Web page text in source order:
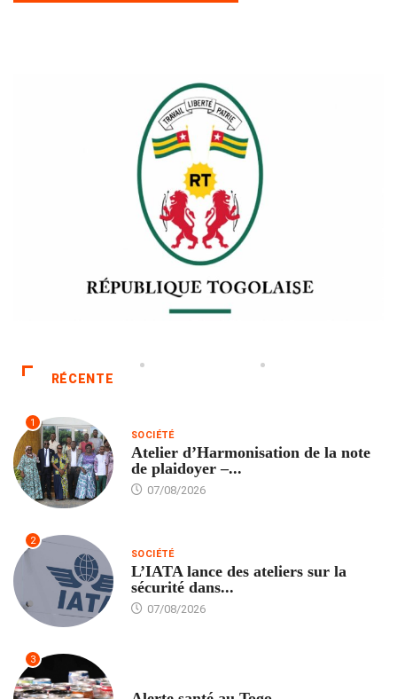
RÉCENTE
1
SOCIÉTÉ
Atelier d’Harmonisation de la note
de plaidoyer –...
07/08/2026
2
SOCIÉTÉ
L’IATA lance des ateliers sur la
sécurité dans...
07/08/2026
3